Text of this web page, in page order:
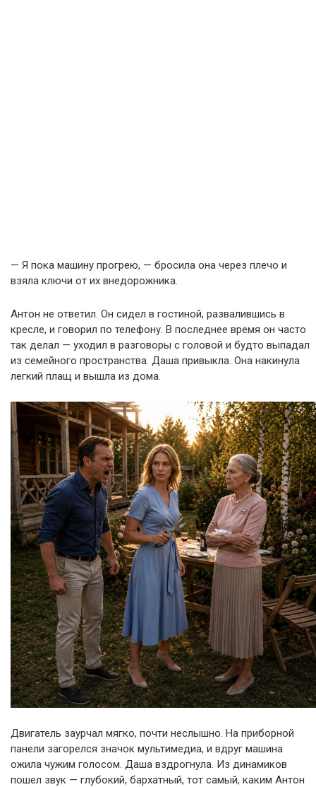
— Я пока машину прогрею, — бросила она через плечо и
взяла ключи от их внедорожника.
Антон не ответил. Он сидел в гостиной, развалившись в
кресле, и говорил по телефону. В последнее время он часто
так делал — уходил в разговоры с головой и будто выпадал
из семейного пространства. Даша привыкла. Она накинула
легкий плащ и вышла из дома.
Двигатель заурчал мягко, почти неслышно. На приборной
панели загорелся значок мультимедиа, и вдруг машина
ожила чужим голосом. Даша вздрогнула. Из динамиков
пошел звук — глубокий, бархатный, тот самый, каким Антон